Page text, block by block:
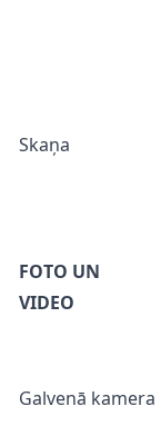
Skaņa
FOTO UN
VIDEO
Galvenā kamera